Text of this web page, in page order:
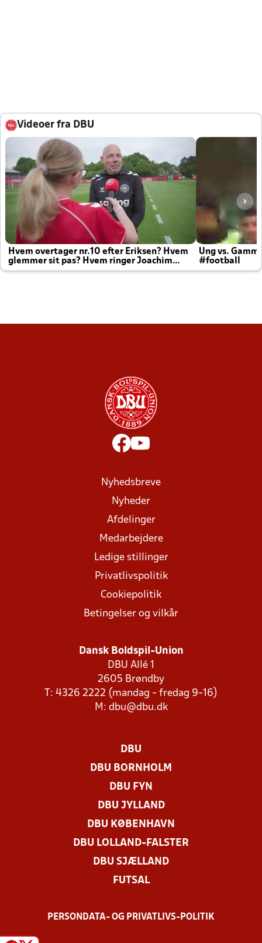
Videoer fra DBU
Hvem overtager nr.10 efter Eriksen? Hvem
glemmer sit pas? Hvem ringer Joachim
altid til efter kampe?
Ung vs.
#football
Nyhedsbreve
Nyheder
Afdelinger
Medarbejdere
Ledige stillinger
Privatlivspolitik
Cookiepolitik
Betingelser og vilkår
Dansk Boldspil-Union
DBU Allé 1
2605 Brøndby
T: 4326 2222 (mandag - fredag 9-16)
M: dbu@dbu.dk
DBU
DBU BORNHOLM
DBU FYN
DBU JYLLAND
DBU KØBENHAVN
DBU LOLLAND-FALSTER
DBU SJÆLLAND
FUTSAL
PERSONDATA- OG PRIVATLIVS-POLITIK